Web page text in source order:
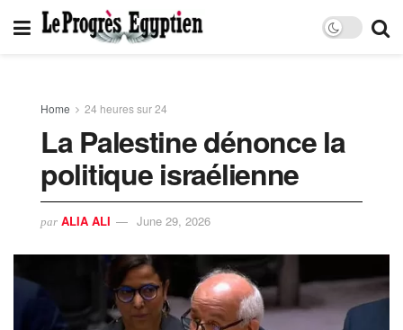
Home 24 heures sur 24
La Palestine dénonce la
politique israélienne
par ALIA ALI June 29, 2026